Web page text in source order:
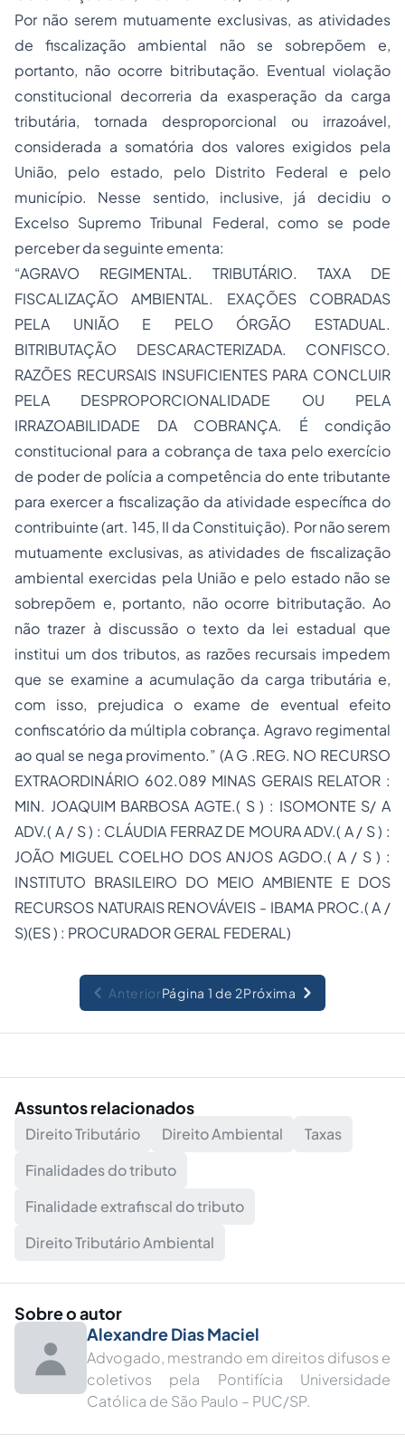
Por não serem mutuamente exclusivas, as atividades
de fiscalização ambiental não se sobrepõem e,
portanto, não ocorre bitributação. Eventual violação
constitucional decorreria da exasperação da carga
tributária, tornada desproporcional ou irrazoável,
considerada a somatória dos valores exigidos pela
União, pelo estado, pelo Distrito Federal e pelo
município. Nesse sentido, inclusive, já decidiu o
Excelso Supremo Tribunal Federal, como se pode
perceber da seguinte ementa:
“AGRAVO REGIMENTAL. TRIBUTÁRIO. TAXA DE
FISCALIZAÇÃO AMBIENTAL. EXAÇÕES COBRADAS
PELA UNIÃO E PELO ÓRGÃO ESTADUAL.
BITRIBUTAÇÃO DESCARACTERIZADA. CONFISCO.
RAZÕES RECURSAIS INSUFICIENTES PARA CONCLUIR
PELA DESPROPORCIONALIDADE OU PELA
IRRAZOABILIDADE DA COBRANÇA. É condição
constitucional para a cobrança de taxa pelo exercício
de poder de polícia a competência do ente tributante
para exercer a fiscalização da atividade específica do
contribuinte (art. 145, II da Constituição). Por não serem
mutuamente exclusivas, as atividades de fiscalização
ambiental exercidas pela União e pelo estado não se
sobrepõem e, portanto, não ocorre bitributação. Ao
não trazer à discussão o texto da lei estadual que
institui um dos tributos, as razões recursais impedem
que se examine a acumulação da carga tributária e,
com isso, prejudica o exame de eventual efeito
confiscatório da múltipla cobrança. Agravo regimental
ao qual se nega provimento.” (A G .REG. NO RECURSO
EXTRAORDINÁRIO 602.089 MINAS GERAISRELATOR :
MIN. JOAQUIM BARBOSA AGTE.( S ) : ISOMONTE S/ A
ADV.( A / S ) : CLÁUDIA FERRAZ DE MOURA ADV.( A / S ) :
JOÃO MIGUEL COELHO DOS ANJOS AGDO.( A / S ) :
INSTITUTO BRASILEIRO DO MEIO AMBIENTE E DOS
RECURSOS NATURAIS RENOVÁVEIS - IBAMA PROC.( A /
S)(ES ) : PROCURADOR GERAL FEDERAL)
AnteriorPágina 1 de 2Próxima
Assuntos relacionados
Direito Tributário Direito Ambiental
Taxas
Finalidades do tributo
Finalidade extrafiscal do tributo
Direito Tributário Ambiental
Sobre o autor
Alexandre Dias Maciel
Advogado, mestrando em direitos difusos e
coletivos pela Pontifícia Universidade
Católica de São Paulo – PUC/SP.